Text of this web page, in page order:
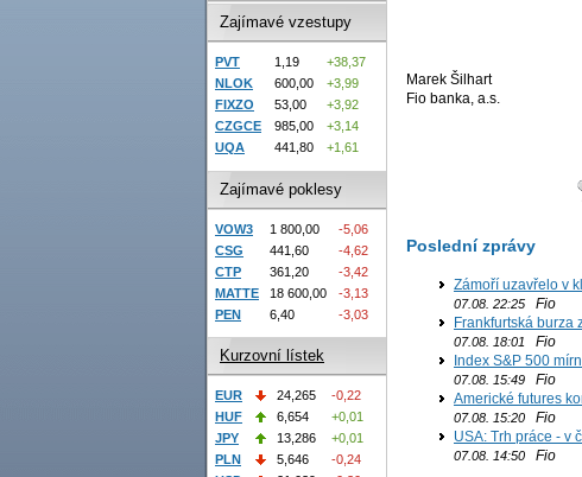
Marek Šilhart
Fio banka, a.s.
Poslední zprávy
Zámoří uzavřelo v
07.08. 22:25 Fio
Frankfurtská burza
07.08. 18:01
Fio
Index S&P 500
07.08. 15:49 Fio
Americké futures
07.08. 15:20 Fio
USA: Trh práce - v
07.08. 14:50 Fio
Zajímavé vzestupy
PVT 1,19
+38,37
NLOK
600,00
+3,99
FIXZO
53,00
+3,92
CZGCE
985,00
+3,14
UQA
441,80 +1,61
Zajímavé poklesy
VOW3 1 800,00
-5,06
CSG
441,60
-4,62
CTP
361,20
-3,42
MATTE
18 600,00
-3,13
PEN
6,40 -3,03
Kurzovní lístek
EUR 24,265
-0,22
HUF
6,654
+0,01
JPY
13,286
+0,01
PLN
5,646
-0,24